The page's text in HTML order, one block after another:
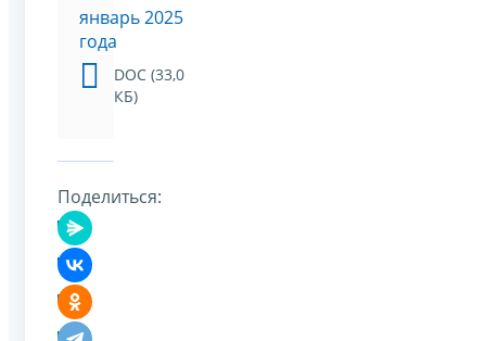
январь 2025
года
DOC (33,0
КБ)
Поделиться: